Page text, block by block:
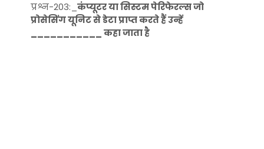
प्रश्न-203:_ कंप्यूटर या सिस्टम पेरिफेरल्स जो
प्रोसेसिंग यूनिट से डेटा प्राप्त करते हैं उन्हें
___________ कहा जाता है